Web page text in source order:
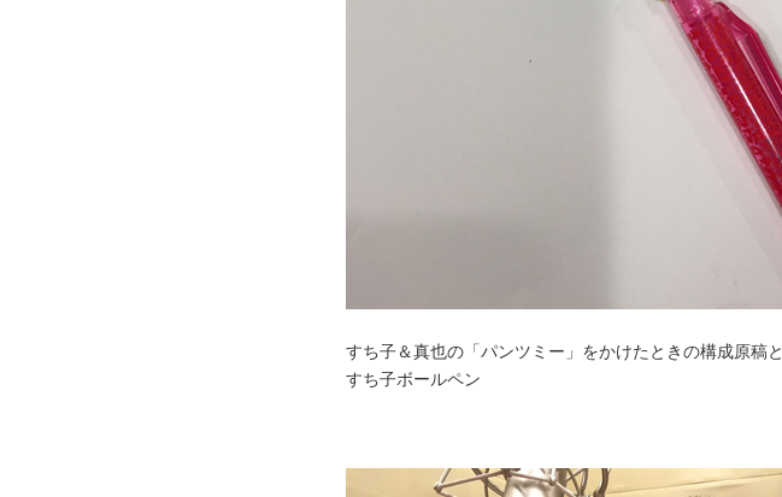
すち子＆真也の「パンツミー」をかけたときの構成原稿と
すち子ボールペン